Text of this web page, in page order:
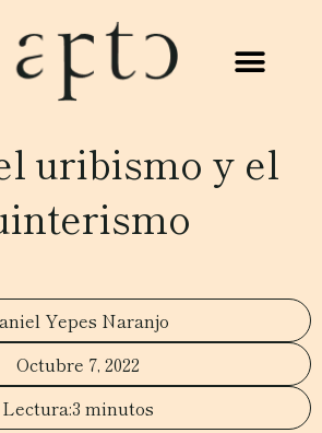
uribismo y el
Yepes Naranjo
Octubre 7, 2022
3 minutos